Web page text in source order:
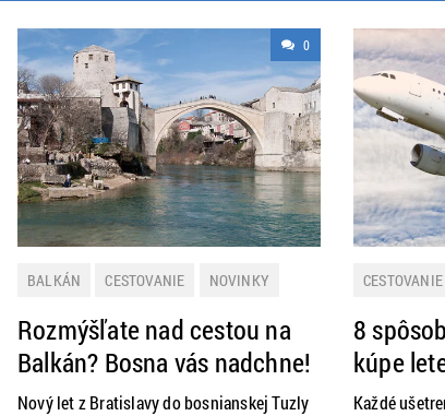
0
BALKÁN CESTOVANIE
NOVINKY
PRAKTICKÉ INFORMÁCIE
Rozmýšľate nad cestou na
Balkán? Bosna vás nadchne!
Nový let z Bratislavy do bosnianskej Tuzly
CESTOVANIE
8
kúpe
Každé